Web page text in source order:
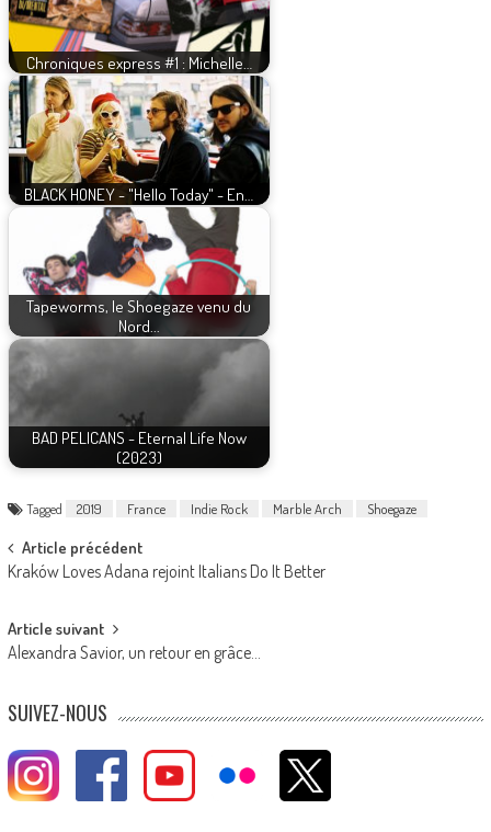
Chroniques express #1 : Michelle…
BLACK HONEY - "Hello Today" - En…
Tapeworms, le Shoegaze venu du
Nord...
BAD PELICANS - Eternal Life Now
(2023)
Tagged 2019 France Indie Rock Marble Arch Shoegaze
Post
navigation
Article précédent
Kraków Loves Adana rejoint Italians Do It Better
Article suivant
Alexandra Savior, un retour en grâce…
SUIVEZ-NOUS